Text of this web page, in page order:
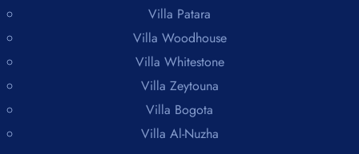
Villa Patara
Villa Woodhouse
Villa Whitestone
Villa Zeytouna
Villa Bogota
Villa Al-Nuzha